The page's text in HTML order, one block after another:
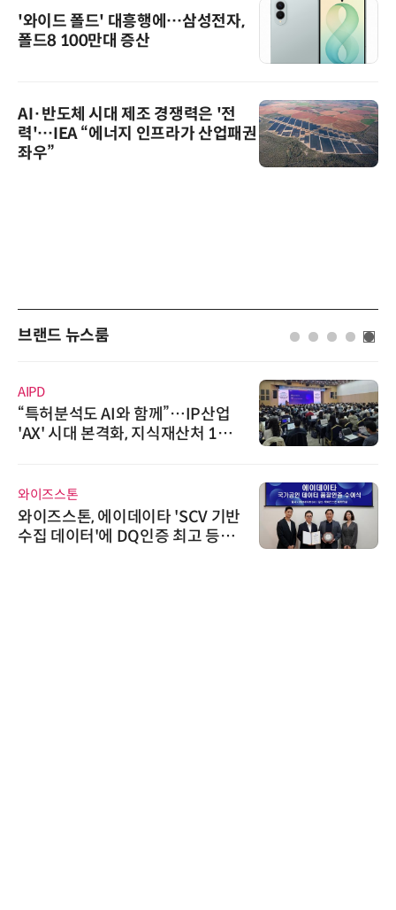
'와이드 폴드' 대흥행에…삼성전자,
폴드8 100만대 증산
AI·반도체 시대 제조 경쟁력은 '전
력'…IEA “에너지 인프라가 산업패권
좌우”
브랜드 뉴스룸
'자동화 산업의 새로운 가능성'…
인아그룹 전국 7개 도시 세미나 페
비쉐이
비쉐이, 모든 주요 리모컨 코드 지
원하는 TSOP15300 시리즈 IR 수